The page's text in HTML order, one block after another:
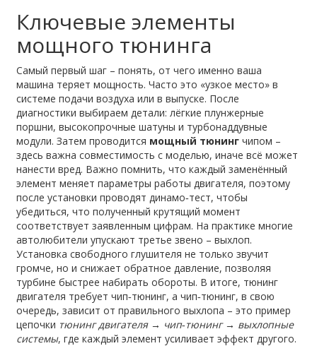
Ключевые элементы
мощного тюнинга
Самый первый шаг – понять, от чего именно ваша
машина теряет мощность. Часто это «узкое место» в
системе подачи воздуха или в выпуске. После
диагностики выбираем детали: лёгкие плунжерные
поршни, высокопрочные шатуны и турбонаддувные
модули. Затем проводится мощный тюнинг чипом –
здесь важна совместимость с моделью, иначе всё может
нанести вред. Важно помнить, что каждый заменённый
элемент меняет параметры работы двигателя, поэтому
после установки проводят динамо‑тест, чтобы
убедиться, что полученный крутящий момент
соответствует заявленным цифрам. На практике многие
автолюбители упускают третье звено – выхлоп.
Установка свободного глушителя не только звучит
громче, но и снижает обратное давление, позволяя
турбине быстрее набирать обороты. В итоге, тюнинг
двигателя требует чип‑тюнинг, а чип‑тюнинг, в свою
очередь, зависит от правильного выхлопа – это пример
цепочки тюнинг двигателя → чип‑тюнинг → выхлопные
системы, где каждый элемент усиливает эффект другого.